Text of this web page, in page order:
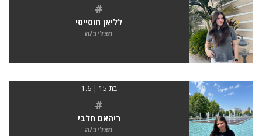
#
לליאן חוסייסי
מצליב/ה
בת 15 | 1.6
#
ריהאם חלבי
מצליב/ה